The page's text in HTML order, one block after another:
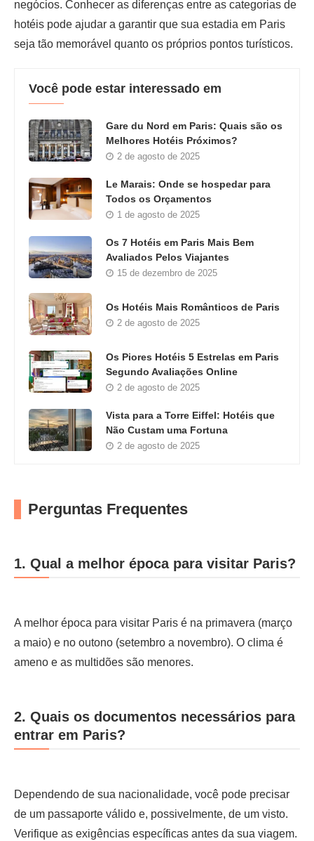
negócios. Conhecer as diferenças entre as categorias de
hotéis pode ajudar a garantir que sua estadia em Paris
seja tão memorável quanto os próprios pontos turísticos.
Você pode estar interessado em
Gare du Nord em Paris: Quais são os
Melhores Hotéis Próximos?
2 de agosto de 2025
Le Marais: Onde se hospedar para
Todos os Orçamentos
1 de agosto de 2025
Os 7 Hotéis em Paris Mais Bem
Avaliados Pelos Viajantes
15 de dezembro de 2025
Os Hotéis Mais Românticos de Paris
2 de agosto de 2025
Os Piores Hotéis 5 Estrelas em Paris
Segundo Avaliações Online
2 de agosto de 2025
Vista para a Torre Eiffel: Hotéis que
Não Custam uma Fortuna
2 de agosto de 2025
Perguntas Frequentes
1. Qual a melhor época para visitar Paris?
A melhor época para visitar Paris é na primavera (março
a maio) e no outono (setembro a novembro). O clima é
ameno e as multidões são menores.
2. Quais os documentos necessários para
entrar em Paris?
Dependendo de sua nacionalidade, você pode precisar
de um passaporte válido e, possivelmente, de um visto.
Verifique as exigências específicas antes da sua viagem.